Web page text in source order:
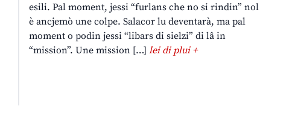
esili. Pal moment, jessi “furlans che no si rindin” nol
è ancjemò une colpe. Salacor lu deventarà, ma pal
moment o podin jessi “libars di sielzi” di lâ in
“mission”. Une mission […]lei di plui +